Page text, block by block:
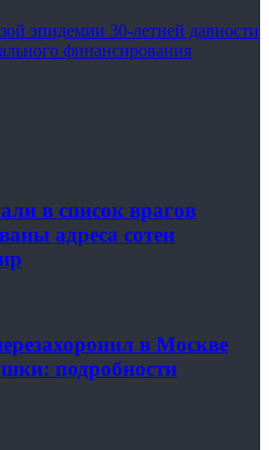
эпидемии 30-летней давности
финансирования
в список врагов
адреса сотен
в Москве
подробности